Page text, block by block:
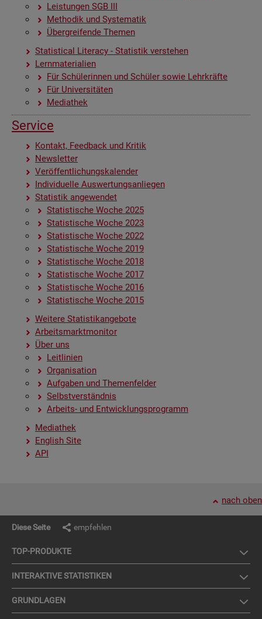
Leis­tun­gen SGB III
Me­tho­dik und Sys­te­ma­tik
Über­grei­fen­de The­men
Sta­ti­s­ti­cal Li­te­r­acy - Sta­tis­tik ver­ste­hen
Lern­ma­te­ria­li­en
Für Schü­le­rin­nen und Schü­ler sowie Lehr­kräf­te
Für Uni­ver­si­tä­ten
Me­dia­thek
Ser­vice
Kon­takt, Feed­back und Kri­tik
News­let­ter
Ver­öf­fent­li­chungs­ka­len­der
In­di­vi­du­el­le Aus­wer­tungs­an­lie­gen
Sta­tis­tik an­ge­wen­det
Sta­tis­ti­sche Woche 2025
Sta­tis­ti­sche Woche 2023
Sta­tis­ti­sche Woche 2022
Sta­tis­ti­sche Woche 2019
Sta­tis­ti­sche Woche 2018
Sta­tis­ti­sche Woche 2017
Sta­tis­ti­sche Woche 2016
Sta­tis­ti­sche Woche 2015
Wei­te­re Sta­tis­tik­an­ge­bo­te
Ar­beits­markt­mo­ni­tor
Über uns
Leit­li­ni­en
Or­ga­ni­sa­ti­on
Auf­ga­ben und The­men­fel­der
Selbst­ver­ständ­nis
Ar­beits- und Ent­wick­lungs­pro­gramm
Me­dia­thek
English Site
API
nach oben
Diese Seite empfehlen
TOP-PRO­DUK­TE
IN­TER­AK­TI­VE STA­TIS­TI­KEN
GRUND­LA­GEN